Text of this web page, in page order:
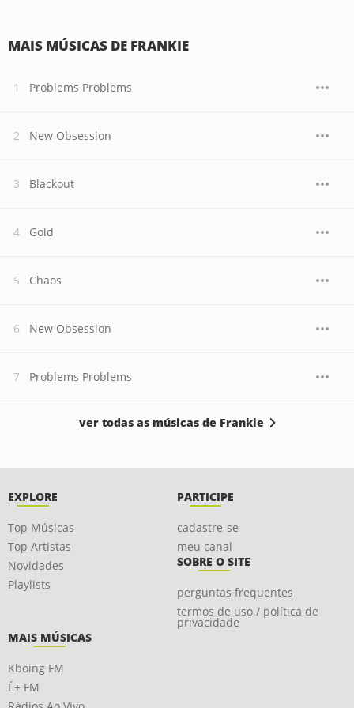
MAIS MÚSICAS DE FRANKIE
Problems Problems
New Obsession
Blackout
Gold
Chaos
New Obsession
Problems Problems
ver todas as músicas de Frankie
EXPLORE
Top Músicas
Top Artistas
Novidades
Playlists
PARTICIPE
cadastre-se
meu canal
SOBRE O SITE
perguntas frequentes
termos de uso / política de
privacidade
MAIS MÚSICAS
Kboing FM
É+ FM